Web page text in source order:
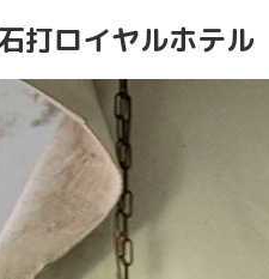
打ロイヤルホテル